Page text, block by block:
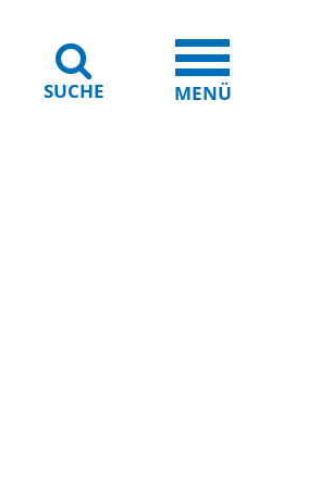
SUCHE MENÜ